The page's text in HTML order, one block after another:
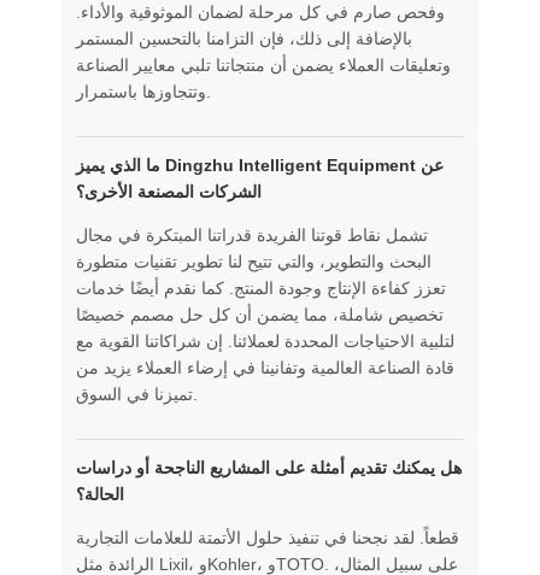
وفحص صارم في كل مرحلة لضمان الموثوقية والأداء.
بالإضافة إلى ذلك، فإن التزامنا بالتحسين المستمر
وتعليقات العملاء يضمن أن منتجاتنا تلبي معايير الصناعة
ما الذي يميز Dingzhu Intelligent Equipment عن
الشركات المصنعة الأخرى؟
تشمل نقاط قوتنا الفريدة قدراتنا المبتكرة في مجال
البحث والتطوير، والتي تتيح لنا تطوير تقنيات متطورة
تعزز كفاءة الإنتاج وجودة المنتج. كما نقدم أيضًا خدمات
تخصيص شاملة، مما يضمن أن كل حل مصمم خصيصًا
لتلبية الاحتياجات المحددة لعملائنا. إن شراكاتنا القوية مع
قادة الصناعة العالمية وتفانينا في إرضاء العملاء يزيد من
هل يمكنك تقديم أمثلة على المشاريع الناجحة أو دراسات
الحالة؟
قطعاً. لقد نجحنا في تنفيذ حلول الأتمتة للعلامات التجارية
الرائدة مثل Lixil، وKohler، وTOTO. على سبيل المثال،